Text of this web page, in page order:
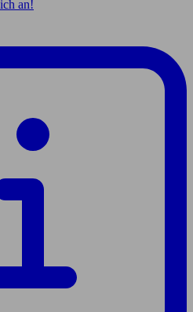
an!